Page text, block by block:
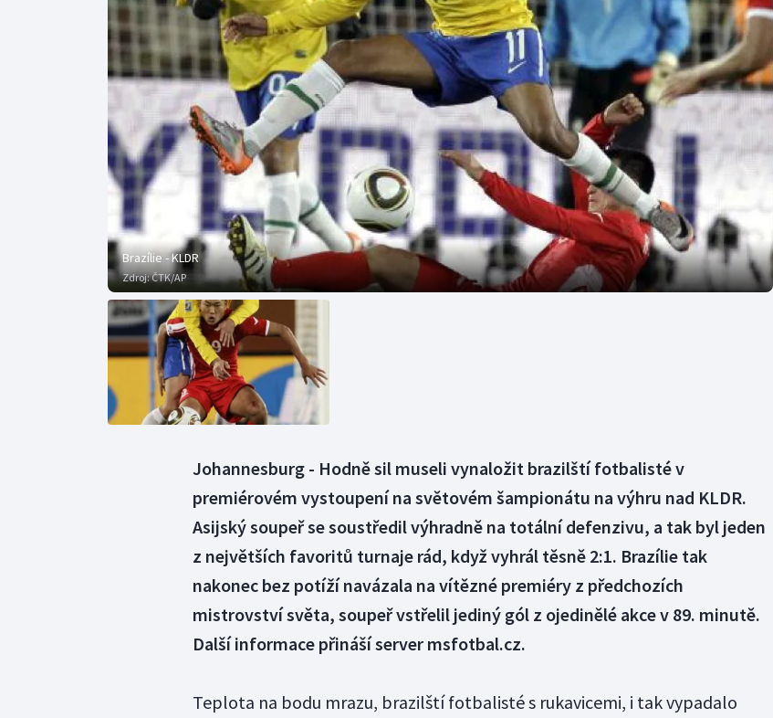
Curling
Dostihy
Florbal
Futsal
Golf
Gymnastika
Moderní pětiboj
Motorsport
Olympijské hry
Parasport
Plavání
Plážový volejbal
Triatlon
Veslování
Vodní slalom
Volejbal
Ostatní
Brazílie - KLDR
Zdroj:ČTK/AP
Johannesburg - Hodně sil museli vynaložit brazilští fotbalisté v
premiérovém vystoupení na světovém šampionátu na výhru nad KLDR.
Asijský soupeř se soustředil výhradně na totální defenzivu, a tak byl jeden
z největších favoritů turnaje rád, když vyhrál těsně 2:1. Brazílie tak
nakonec bez potíží navázala na vítězné premiéry z předchozích
mistrovství světa, soupeř vstřelil jediný gól z ojedinělé akce v 89. minutě.
Další informace přináší server msfotbal.cz.
Teplota na bodu mrazu, brazilští fotbalisté s rukavicemi, i tak vypadalo